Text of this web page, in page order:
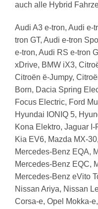
auch alle Hybrid
Audi A3 e-tron, Audi e-
tron GT, Audi e-tron
e-tron, Audi RS e-tron
xDrive, BMW iX3,
Citroën ë-Jumpy,
Born, Dacia Spring
Focus Electric, Ford
Hyundai IONIQ 5,
Kona Elektro, Jaguar
Kia EV6, Mazda MX-
Mercedes-Benz EQA,
Mercedes-Benz EQC,
Mercedes-Benz eVito
Nissan Ariya, Nissan
Corsa-e, Opel Mokka-